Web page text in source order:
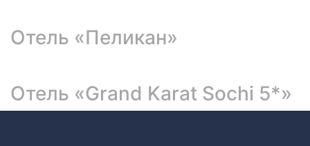
Отель «Пеликан»
Отель «Grand Karat Sochi 5*»